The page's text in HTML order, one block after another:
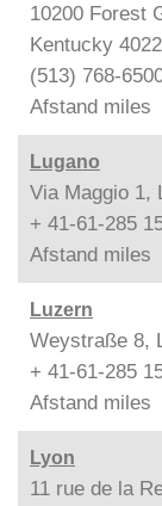
10200 Forest
Kentucky
(513) 768-
Afstand miles
Lugano
Via Maggio 1,
+ 41-61-285
Afstand miles
Luzern
Weystraße 8,
+ 41-61-285
Afstand miles
Lyon
11 rue de la